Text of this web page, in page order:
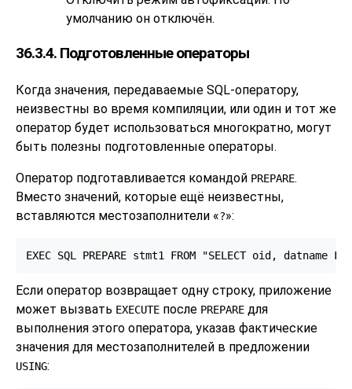
умолчанию он отключён.
36.3.4. Подготовленные операторы
Когда значения, передаваемые SQL-оператору,
неизвестны во время компиляции, или один и тот же
оператор будет использоваться многократно, могут
быть полезны подготовленные операторы.
Оператор подготавливается командой PREPARE.
Вместо значений, которые ещё неизвестны,
вставляются местозаполнители «?»:
EXEC SQL PREPARE stmt1 FROM "SELECT oid, datname
Если оператор возвращает одну строку, приложение
может вызвать EXECUTE после PREPARE для
выполнения этого оператора, указав фактические
значения для местозаполнителей в предложении
USING: